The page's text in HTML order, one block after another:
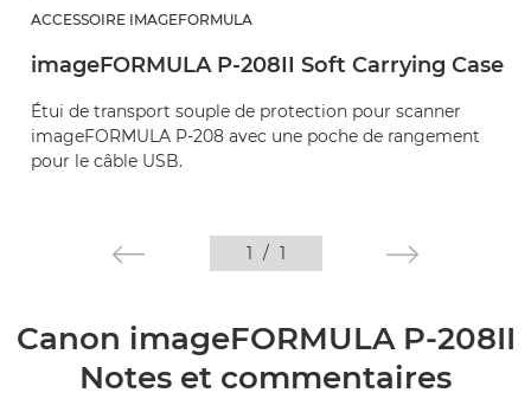
ACCESSOIRE IMAGEFORMULA
imageFORMULA P-208II Soft Carrying Case
Étui de transport souple de protection pour scanner
imageFORMULA P-208 avec une poche de rangement
pour le câble USB.
1 / 1
Canon imageFORMULA P-208II
Notes et commentaires